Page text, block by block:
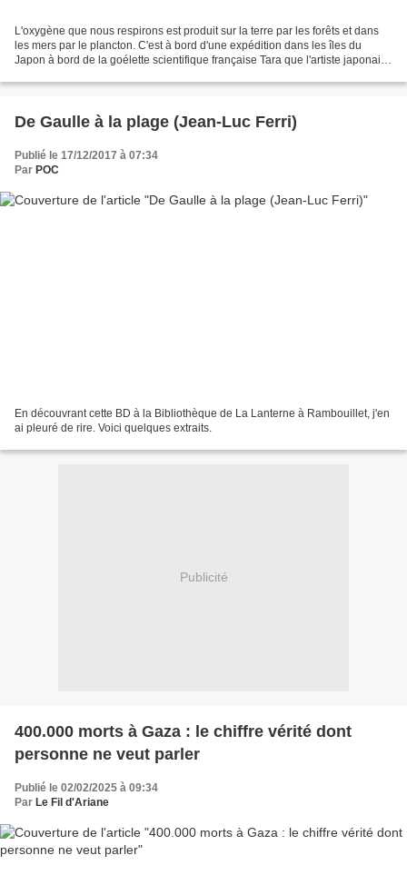
L'oxygène que nous respirons est produit sur la terre par les forêts et dans
les mers par le plancton. C'est à bord d'une expédition dans les îles du
Japon à bord de la goélette scientifique française Tara que l'artiste japonaise
De Gaulle à la plage (Jean-Luc Ferri)
Publié le 17/12/2017 à 07:34
Par POC
En découvrant cette BD à la Bibliothèque de La Lanterne à Rambouillet, j'en
ai pleuré de rire. Voici quelques extraits.
Publicité
400.000 morts à Gaza : le chiffre vérité dont
personne ne veut parler
Publié le 02/02/2025 à 09:34
Par Le Fil d'Ariane